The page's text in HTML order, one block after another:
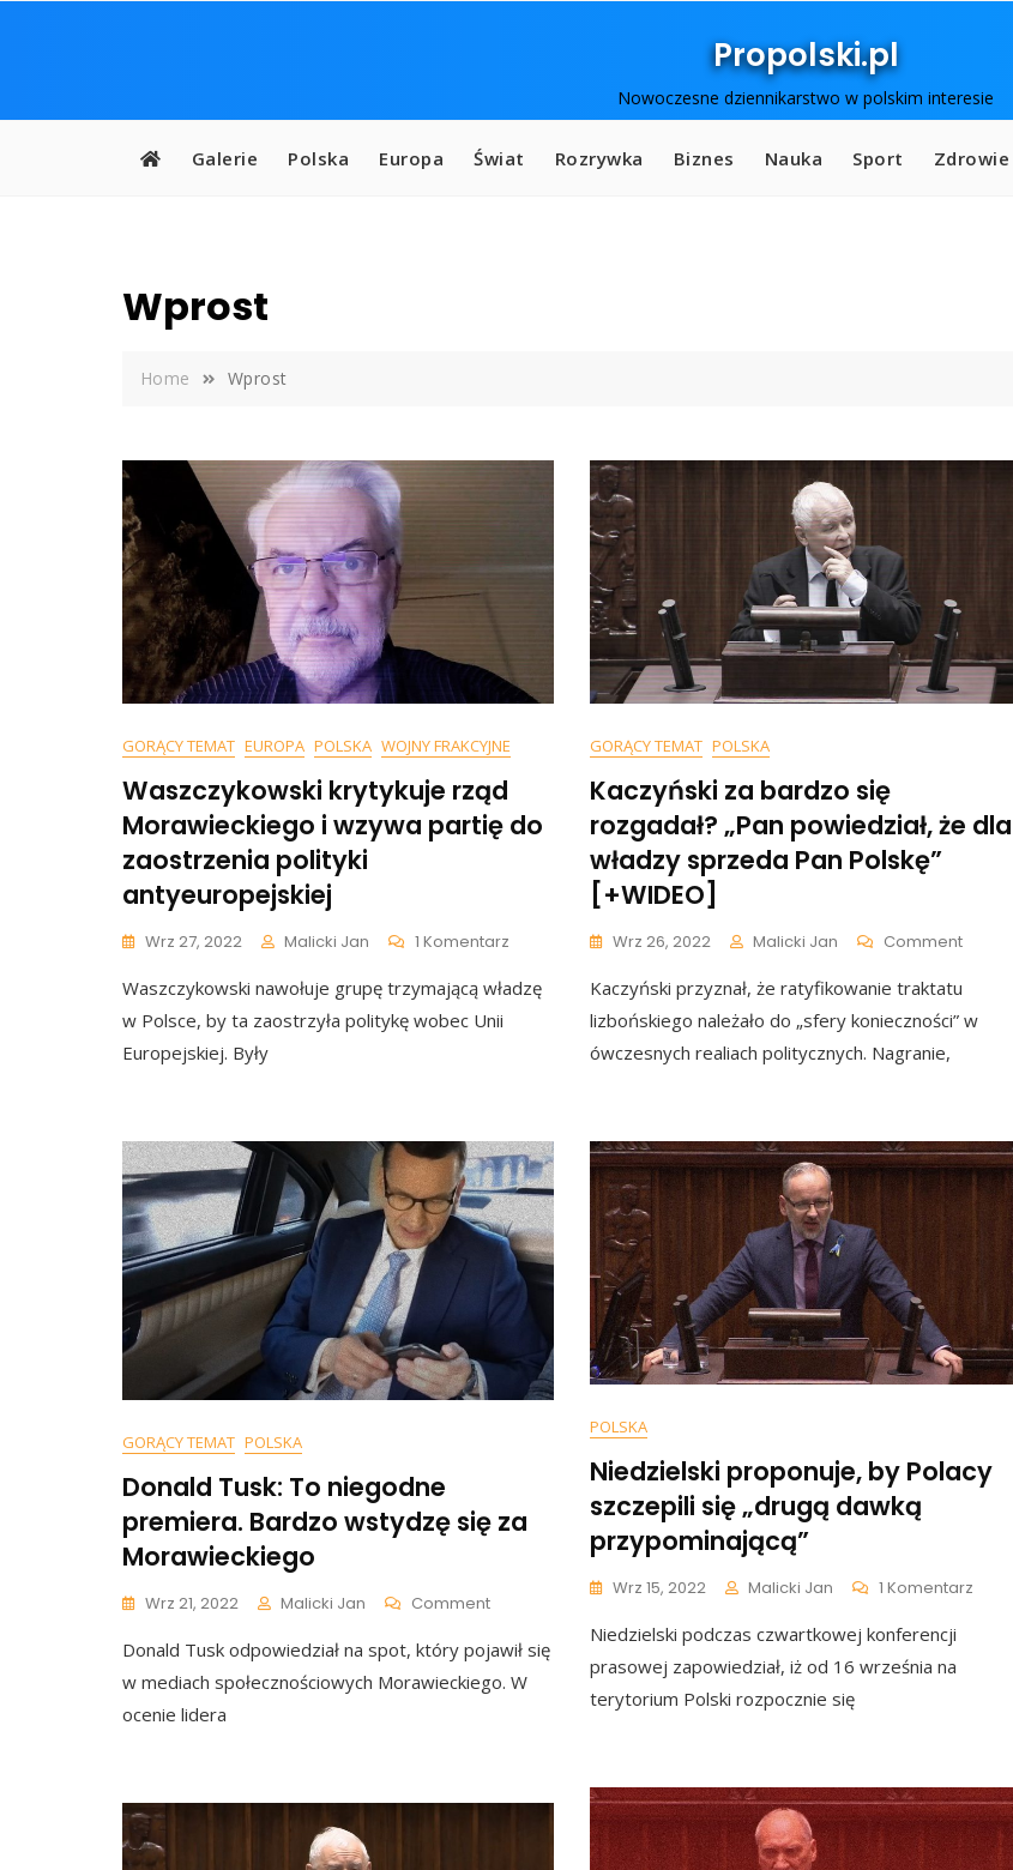
Propolski.pl
Nowoczesne dziennikarstwo w polskim interesie
Galerie Polska Europa Świat Rozrywka Biznes Nauka Sport Zdrowie
Wprost
Home Wprost
GORĄCY TEMAT EUROPA POLSKA WOJNY FRAKCYJNE
Waszczykowski krytykuje rząd
Morawieckiego i wzywa partię do
zaostrzenia polityki
antyeuropejskiej
Wrz 27, 2022 Malicki Jan 1 Komentarz
Krytykuje
Zaostrzenia
Polityki
Antyeuropejskiej
Waszczykowski nawołuje grupę trzymającą władzę
w Polsce, by ta zaostrzyła politykę wobec Unii
Europejskiej. Były
GORĄCY TEMAT POLSKA
Kaczyński za bardzo się
rozgadał? „Pan powiedział, że dla
władzy sprzeda Pan Polskę”
[+WIDEO]
Wrz 26, 2022 Malicki Jan CommentOn
Bardzo
Dla
Kaczyński przyznał, że ratyfikowanie traktatu
lizbońskiego należało do „sfery konieczności” w
ówczesnych realiach politycznych. Nagranie,
GORĄCY TEMAT POLSKA
Donald Tusk: To niegodne
premiera. Bardzo wstydzę się za
Morawieckiego
Wrz 21, 2022 Malicki Jan CommentOn
Tusk:
To
Niegodne
Morawieckiego
Donald Tusk odpowiedział na spot, który pojawił się
w mediach społecznościowych Morawieckiego. W
ocenie lidera
POLSKA
Niedzielski proponuje, by Polacy
szczepili się „drugą dawką
przypominającą”
Wrz 15, 2022 Malicki Jan 1 Komentarz
Niedzielski podczas czwartkowej konferencji
prasowej zapowiedział, iż od 16 września na
terytorium Polski rozpocznie się